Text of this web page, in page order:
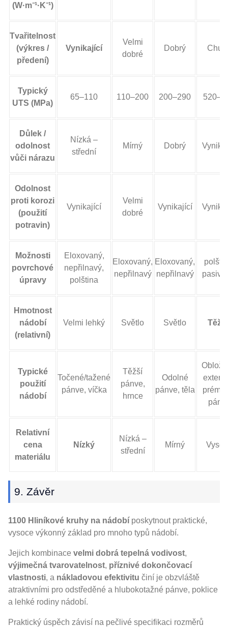
(W·m⁻¹·K⁻¹)
Tvařitelnost
(výkres /
předení)
Vynikající
Velmi
dobré
Dobrý
Typický
UTS (MPa)
65–110 110–200 200–290
Důlek /
odolnost
vůči nárazu
Nízká –
střední
Mírný Dobrý
Odolnost
proti korozi
(použití
potravin)
Vynikající
Velmi
dobré
Vynikající
Možnosti
povrchové
úpravy
Eloxovaný,
nepřilnavý,
polština
Eloxovaný,
nepřilnavý
Eloxovaný,
nepřilnavý
Hmotnost
nádobí
(relativní)
Velmi lehký Světlo Světlo
Typické
použití
nádobí
Točené/tažené
pánve, víčka
Těžší
pánve,
hrnce
Odolné
pánve, těla
Relativní
cena
materiálu
Nízký
Nízká –
střední
Mírný
9. Závěr
1100 Hliníkové kruhy na nádobí poskytnout praktické,
vysoce výkonný základ pro mnoho typů nádobí.
Jejich kombinace velmi dobrá tepelná vodivost,
výjimečná tvarovatelnost, příznivé dokončovací
vlastnosti, a nákladovou efektivitu činí je obzvláště
atraktivními pro odstředěné a hlubokotažné pánve, poklice
a lehké rodiny nádobí.
Praktický úspěch závisí na pečlivé specifikaci rozměrů